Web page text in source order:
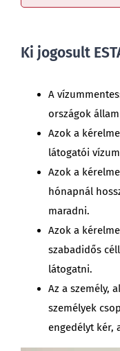
Ki jogosult
A
országok
Azok a
látogatói
Azok a
hónapnál
maradni.
Azok a
szabadidős
látogatni.
Az a személy,
személyek
engedélyt kér,